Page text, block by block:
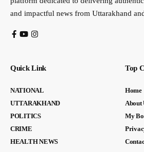
and impactful news from Uttarakhand
Quick Link
NATIONAL
UTTARAKHAND
POLITICS
CRIME
HEALTH NEWS
Top
Home
About
My